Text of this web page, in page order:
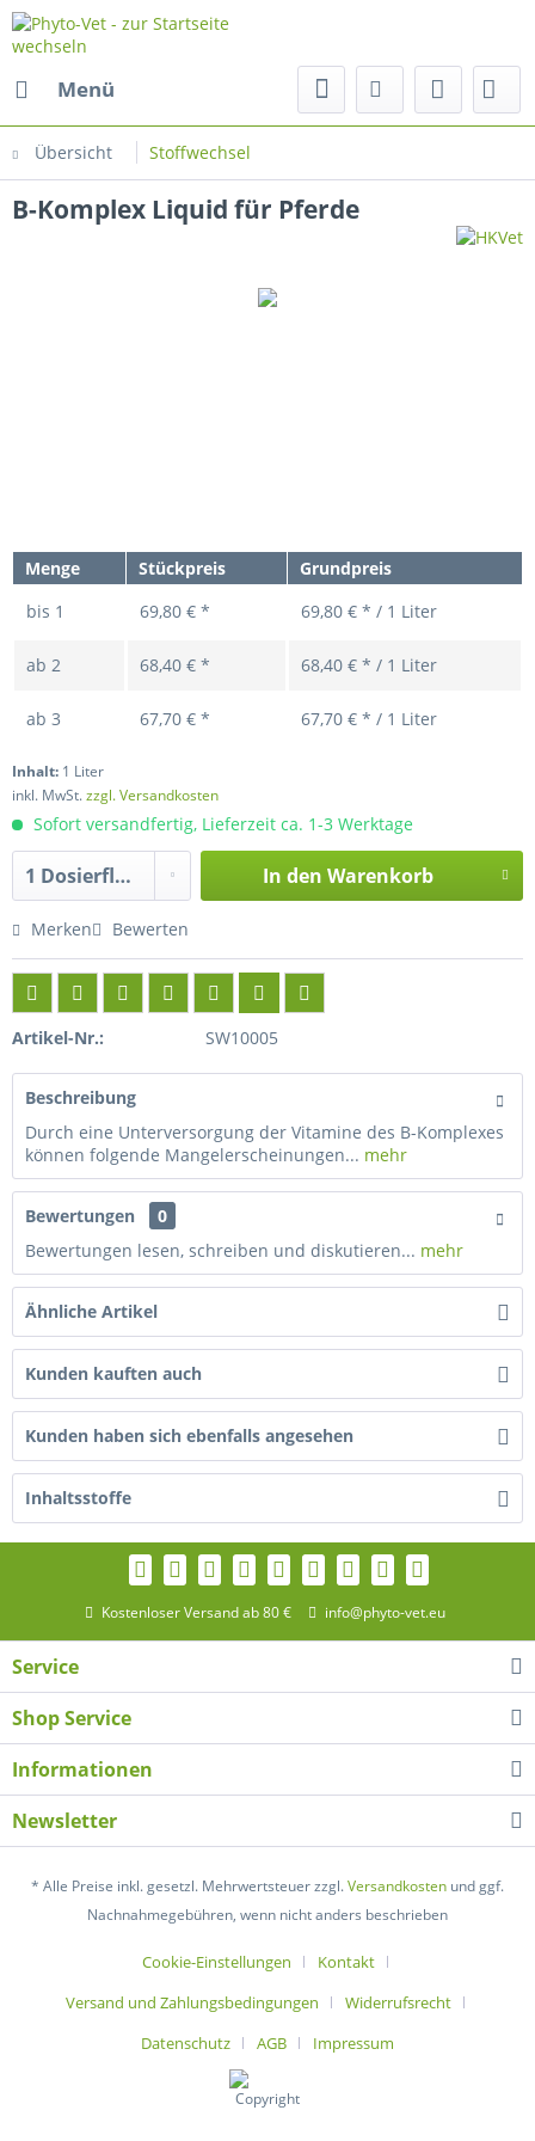
Menü
Übersicht Stoffwechsel
B-Komplex Liquid für Pferde
Menge Stückpreis
Grundpreis
bis 1 69,80 € * 69,80 € * / 1 Liter
ab 2 68,40 € * 68,40 € * / 1 Liter
ab 3 67,70 € * 67,70 € * / 1 Liter
Inhalt: 1 Liter
inkl. MwSt.zzgl. Versandkosten
Sofort versandfertig, Lieferzeit ca. 1-3 Werktage
In den Warenkorb
Merken Bewerten
Artikel-Nr.: SW10005
Beschreibung
Durch eine Unterversorgung der Vitamine des B-Komplexes
können folgende Mangelerscheinungen... mehr
Bewertungen
0
Bewertungen lesen, schreiben und diskutieren... mehr
Ähnliche Artikel
Kunden kauften auch
Kunden haben sich ebenfalls angesehen
Inhaltsstoffe
Kostenloser Versand ab 80 € info@phyto-vet.eu
Service
Shop Service
Informationen
Newsletter
* Alle Preise inkl. gesetzl. Mehrwertsteuer zzgl.Versandkosten und ggf.
Nachnahmegebühren, wenn nicht anders beschrieben
Cookie-Einstellungen
Kontakt
Versand und Zahlungsbedingungen
Widerrufsrecht
Datenschutz
AGB Impressum